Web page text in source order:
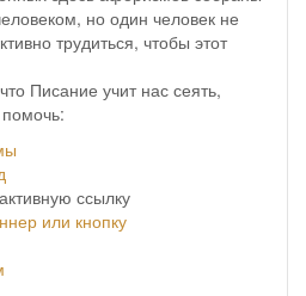
но один человек не
трудиться, чтобы этот
Писание учит нас сеять,
ссылку
или кнопку